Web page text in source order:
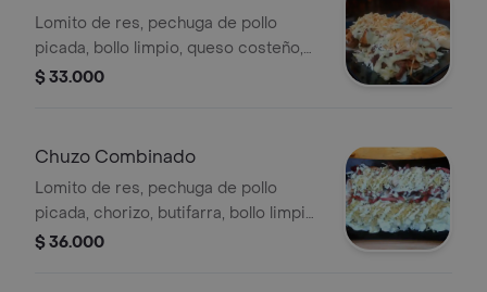
Lomito de res, pechuga de pollo
picada, bollo limpio, queso costeño,
lechuga, papa chongo y salsa tártara.
$ 33.000
Chuzo Combinado
Lomito de res, pechuga de pollo
picada, chorizo, butifarra, bollo limpio,
queso costeño, lechuga, papa chongo
$ 36.000